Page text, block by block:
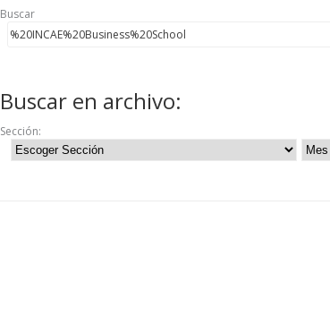
Buscar
Buscar en archivo:
Sección: